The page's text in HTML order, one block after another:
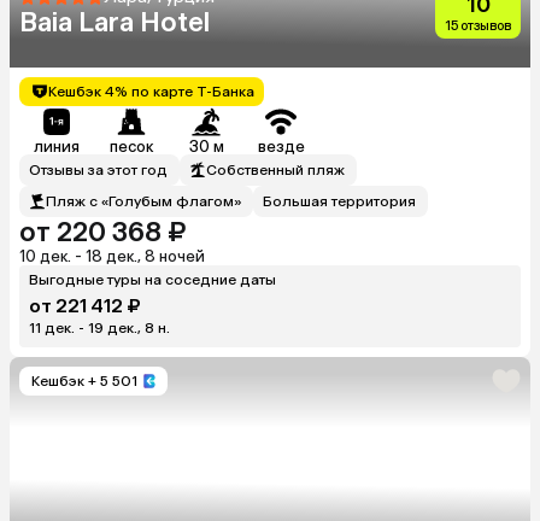
Baia Lara Hotel 15 отзывов
Кешбэк 4% по карте Т-Банка
линия песок 30 м везде
Отзывы за этот год
Собственный пляж
Пляж с «Голубым флагом»
Большая территория
от 220 368 ₽
10 дек. - 18 дек., 8 ночей
Выгодные туры на соседние даты
от 221 412 ₽
11 дек. - 19 дек., 8 н.
Кешбэк + 5 501